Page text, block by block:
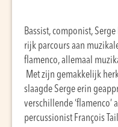
Bassist, componist,
rijk parcours aan
flamenco, allemaal
Met zijn gemakkelijk
slaagde Serge erin
verschillende ‘flamenco’
percussionist François